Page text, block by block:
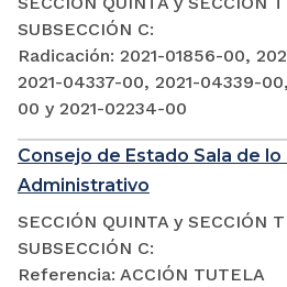
SUBSECCIÓN C:
Radicación: 2021-01856-00,
2021-04337-00, 2021-04339-
00 y 2021-02234-00
Consejo de Estado Sala de
Administrativo
SECCIÓN QUINTA y SECCIÓN
SUBSECCIÓN C:
Referencia: ACCIÓN TUTELA